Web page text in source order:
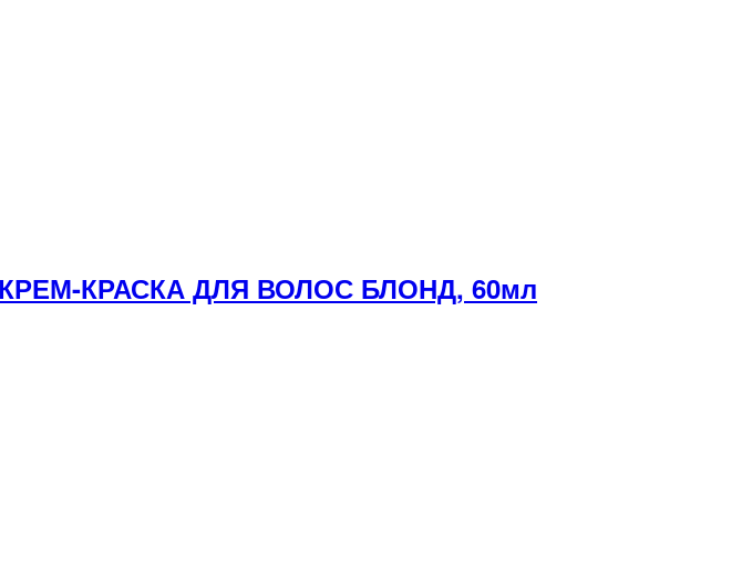
КРЕМ-КРАСКА ДЛЯ ВОЛОС БЛОНД, 60мл